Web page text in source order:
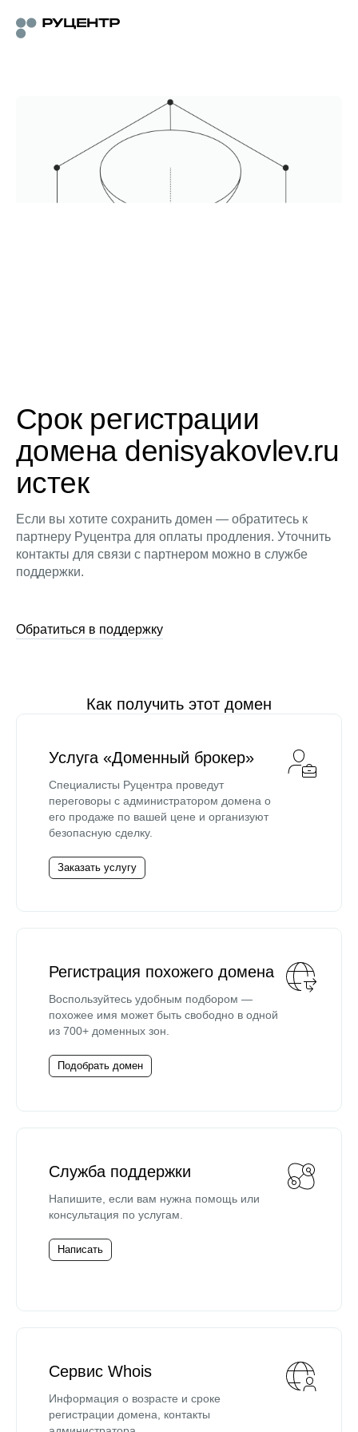
Срок регистрации
домена denisyakovlev.ru
истек
Если вы хотите сохранить домен — обратитесь к
партнеру Руцентра для оплаты продления. Уточнить
контакты для связи с партнером можно в службе
поддержки.
Обратиться в поддержку
Как получить этот домен
Услуга «Доменный брокер»
Специалисты Руцентра проведут
переговоры с администратором домена о
его продаже по вашей цене и организуют
безопасную сделку.
Заказать услугу
Регистрация похожего домена
Воспользуйтесь удобным подбором —
похожее имя может быть свободно в одной
из 700+ доменных зон.
Подобрать домен
Служба поддержки
Напишите, если вам нужна помощь или
консультация по услугам.
Написать
Сервис Whois
Информация о возрасте и сроке
регистрации домена, контакты